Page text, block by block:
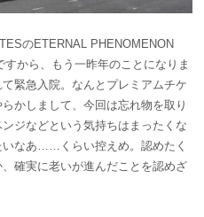
のETERNAL PHENOMENON
から、もう一昨年のことになりま
緊急入院。なんとプレミアムチケ
かしまして、今回は忘れ物を取り
ジなどという気持ちはまったくな
いなあ……くらい控えめ。認めたく
確実に老いが進んだことを認めざ